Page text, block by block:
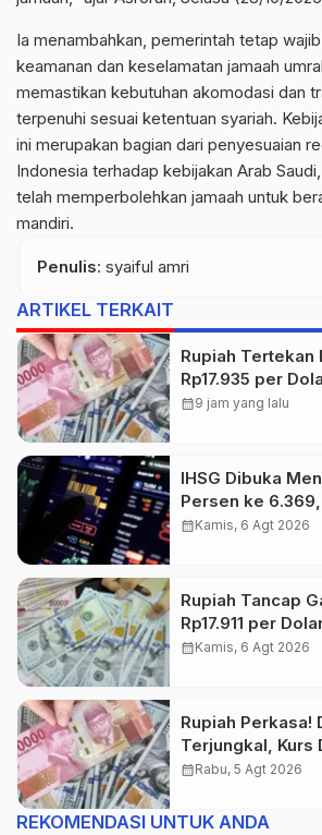
Ia menambahkan, pemerintah tetap
keamanan dan keselamatan jamaah
memastikan kebutuhan akomodasi dan
terpenuhi sesuai ketentuan syariah.
ini merupakan bagian dari penyesuaian
Indonesia terhadap kebijakan Arab
telah memperbolehkan jamaah untuk
mandiri.
Penulis: syaiful amri
ARTIKEL TERKAIT
Rupiah Tertekan
Rp17.935 per
calendar_month9 jam yang lalu
IHSG Dibuka
Persen ke
dan Tambang
calendar_monthKamis, 6 Agt 2026
Rupiah Tancap
Rp17.911 per
Perdagangan
calendar_monthKamis, 6 Agt 2026
Rupiah Perkasa!
Terjungkal, Kurs
calendar_monthRabu, 5 Agt 2026
REKOMENDASI UNTUK ANDA